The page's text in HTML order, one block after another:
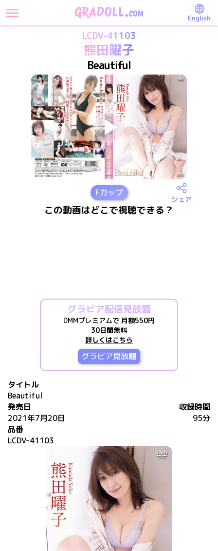
English
LCDV-41103
熊田曜子
Beautiful
Fカップ
シェア
この動画はどこで視聴できる？
グラビア配信見放題
DMMプレミアムで 月額550円
30日間無料
詳しくはこちら
グラビア見放題
タイトル
Beautiful
発売日
2021年7月20日
収録時間
95分
品番
LCDV-41103